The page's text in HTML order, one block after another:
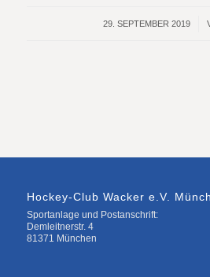
29. SEPTEMBER 2019
/
Hockey-Club Wacker e.V.
Sportanlage und Postanschrift:
Demleitnerstr. 4
81371 München